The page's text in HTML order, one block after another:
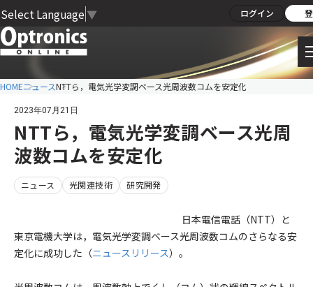
Select Language ▼ ログイン
HOMEニュースNTTら，電気光学変調ベース光周波数コムを安定化
2023年07月21日
NTTら，電気光学変調ベース光周
波数コムを安定化
ニュース 光関連技術 研究開発
日本電信電話（NTT）と
東京電機大学は，電気光学変調ベース光周波数コムのさらなる安
定化に成功した（ニュースリリース）。